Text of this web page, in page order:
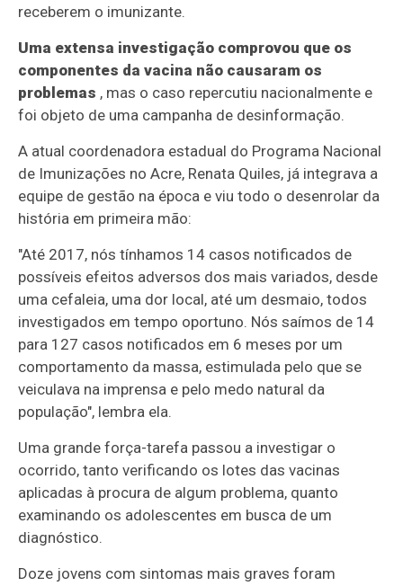
receberem o imunizante.
Uma extensa investigação comprovou que os
componentes da vacina não causaram os
problemas , mas o caso repercutiu nacionalmente e
foi objeto de uma campanha de desinformação.
A atual coordenadora estadual do Programa Nacional
de Imunizações no Acre, Renata Quiles, já integrava a
equipe de gestão na época e viu todo o desenrolar da
história em primeira mão:
"Até 2017, nós tínhamos 14 casos notificados de
possíveis efeitos adversos dos mais variados, desde
uma cefaleia, uma dor local, até um desmaio, todos
investigados em tempo oportuno. Nós saímos de 14
para 127 casos notificados em 6 meses por um
comportamento da massa, estimulada pelo que se
veiculava na imprensa e pelo medo natural da
população", lembra ela.
Uma grande força-tarefa passou a investigar o
ocorrido, tanto verificando os lotes das vacinas
aplicadas à procura de algum problema, quanto
examinando os adolescentes em busca de um
diagnóstico.
Doze jovens com sintomas mais graves foram